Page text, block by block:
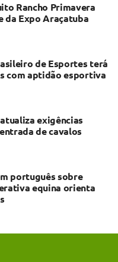
Rancho Primavera
da Expo Araçatuba
de Esportes terá
com aptidão esportiva
exigências
de cavalos
português sobre
equina orienta